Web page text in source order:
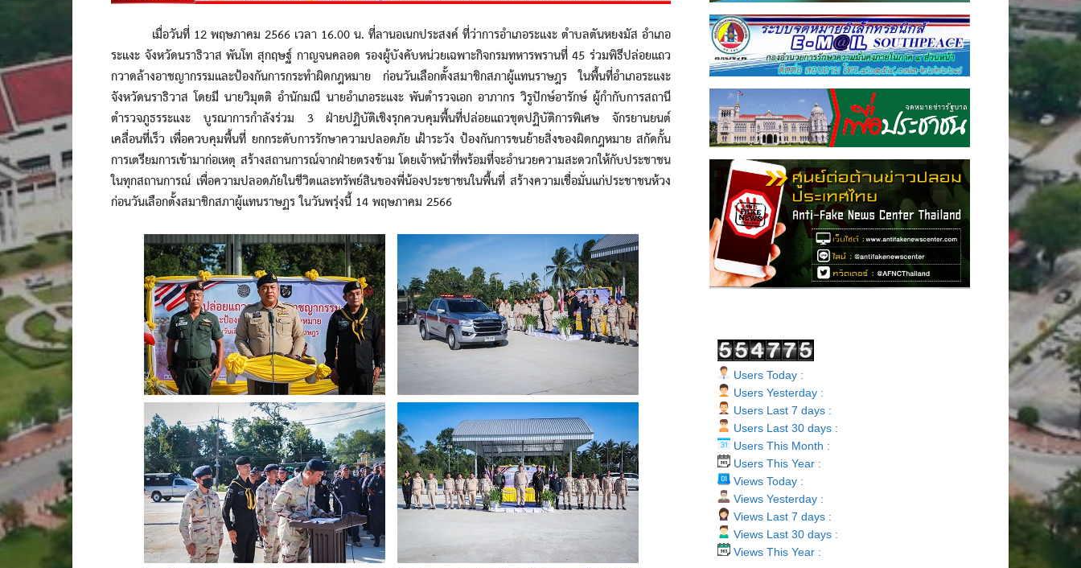
เมื่อวันที่ 12 พฤษภาคม 2566 เวลา 16.00 น. ที่ลานอเนกประสงค์ ที่ว่าการอำเภอระแงะ ตำบลตันหยงมัส อำเภอ
ระแงะ จังหวัดนราธิวาส พันโท สุกฤษฐ์ กาญจนคลอด รองผู้บังคับหน่วยเฉพาะกิจกรมทหารพรานที่ 45 ร่วมพิธีปล่อยแถว
กวาดล้างอาชญากรรมและป้องกันการกระทำผิดกฎหมาย ก่อนวันเลือกตั้งสมาชิกสภาผู้แทนราษฎร ในพื้นที่อำเภอระแงะ
จังหวัดนราธิวาส โดยมี นายวิมุตติ อำนักมณี นายอำเภอระแงะ พันตำรวจเอก อาภากร วิรูปักษ์อารักษ์ ผู้กำกับการสถานี
ตำรวจภูธรระแงะ บูรณาการกำลังร่วม 3 ฝ่ายปฏิบัติเชิงรุกควบคุมพื้นที่ปล่อยแถวชุดปฏิบัติการพิเศษ จักรยานยนต์
เคลื่อนที่เร็ว เพื่อควบคุมพื้นที่ ยกกระดับการรักษาความปลอดภัย เฝ้าระวัง ป้องกันการขนย้ายสิ่งของผิดกฎหมาย สกัดกั้น
การเตรียมการเข้ามาก่อเหตุ สร้างสถานการณ์จากฝ่ายตรงข้าม โดยเจ้าหน้าที่พร้อมที่จะอำนวยความสะดวกให้กับประชาชน
ในทุกสถานการณ์ เพื่อความปลอดภัยในชีวิตและทรัพย์สินของพี่น้องประชาชนในพื้นที่ สร้างความเชื่อมั่นแก่ประชาชนห้วง
ก่อนวันเลือกตั้งสมาชิกสภาผู้แทนราษฏร ในวันพรุ่งนี้ 14 พฤษภาคม 2566
Users Today :
Users Yesterday :
Users Last 7 days :
Users Last 30 days :
Users This Month :
Users This Year :
Views Today :
Views Yesterday :
Views Last 7 days :
Views Last 30 days :
Views This Year :